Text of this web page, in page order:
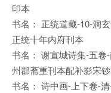
印本
书名： 正统道藏-10-洞
正统十年内府刊本
书名： 谢宣城诗集-五卷
州郡斋重刊本配补影宋
书名： 诗中画-上下卷-